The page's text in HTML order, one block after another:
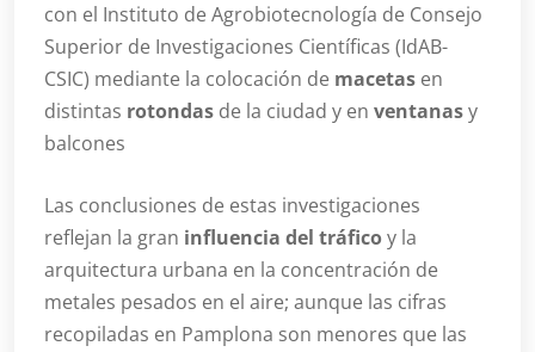
con el Instituto de Agrobiotecnología de Consejo
Superior de Investigaciones Científicas (IdAB-
CSIC) mediante la colocación de macetas en
distintas rotondas de la ciudad y en ventanasy
balcones
Las conclusiones de estas investigaciones
reflejan la gran influencia del tráficoy la
arquitectura urbana en la concentración de
metales pesados en el aire; aunque las cifras
recopiladas en Pamplona son menores que las